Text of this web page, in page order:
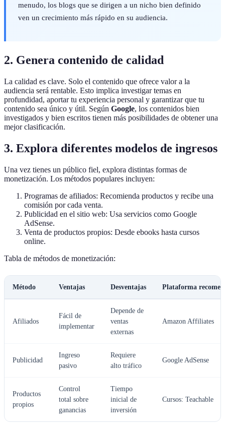
menudo, los blogs que se dirigen a un nicho bien definido
ven un crecimiento más rápido en su audiencia.
2. Genera contenido de calidad
La calidad es clave. Solo el contenido que ofrece valor a la
audiencia será rentable. Esto implica investigar temas en
profundidad, aportar tu experiencia personal y garantizar que tu
contenido sea único y útil. Según Google, los contenidos bien
investigados y bien escritos tienen más posibilidades de obtener una
mejor clasificación.
3. Explora diferentes modelos de ingresos
Una vez tienes un público fiel, explora distintas formas de
monetización. Los métodos populares incluyen:
Programas de afiliados: Recomienda productos y recibe una
comisión por cada venta.
Publicidad en el sitio web: Usa servicios como Google
AdSense.
Venta de productos propios: Desde ebooks hasta cursos
online.
Tabla de métodos de monetización:
Método Ventajas Desventajas Plataforma
Afiliados
Fácil de
implementar
Depende de
ventas
externas
Amazon Affiliates
Publicidad
Ingreso
pasivo
Requiere
alto tráfico
Google AdSense
Productos
propios
Control
total sobre
ganancias
Tiempo
inicial de
inversión
Cursos: Teachable